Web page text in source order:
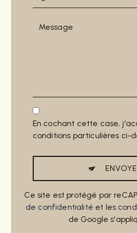
En cochant cette case,
conditions particulières ci-
Ce site est protégé par
de confidentialité et les
de Google